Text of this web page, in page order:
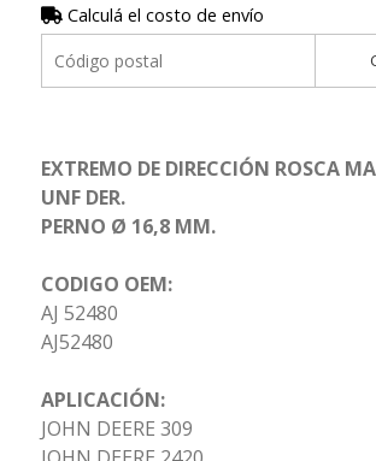
Calculá el costo de envío
EXTREMO DE DIRECCIÓN ROSCA
UNF DER.
PERNO Ø 16,8 MM.
CODIGO OEM:
AJ 52480
AJ52480
APLICACIÓN:
JOHN DEERE 309